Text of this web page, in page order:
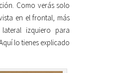
Como verás solo
en el frontal, más
izquiero para
lo tienes explicado